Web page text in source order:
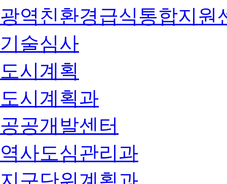
광역친환경급식통합지원
기술심사
도시계획
도시계획과
공공개발센터
역사도심관리과